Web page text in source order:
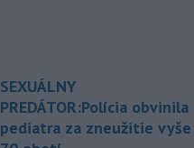
SEXUÁLNY
PREDÁTOR:Polícia obvinila
pediatra za zneužitie vyše